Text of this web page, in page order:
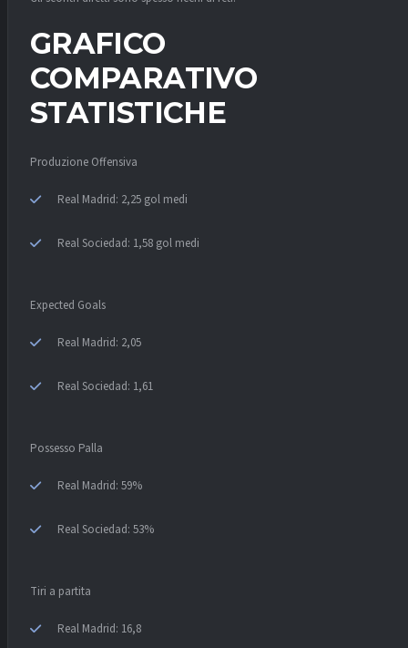
GRAFICO
COMPARATIVO
STATISTICHE
Produzione Offensiva
Real Madrid: 2,25 gol medi
Real Sociedad: 1,58 gol medi
Expected Goals
Real Madrid: 2,05
Real Sociedad: 1,61
Possesso Palla
Real Madrid: 59%
Real Sociedad: 53%
Tiri a partita
Real Madrid: 16,8